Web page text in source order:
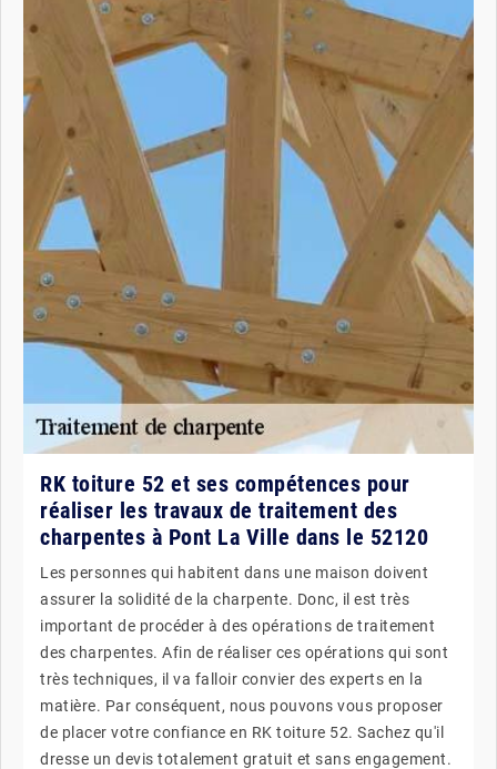
RK toiture 52 et ses compétences pour
réaliser les travaux de traitement des
charpentes à Pont La Ville dans le 52120
Les personnes qui habitent dans une maison doivent
assurer la solidité de la charpente. Donc, il est très
important de procéder à des opérations de traitement
des charpentes. Afin de réaliser ces opérations qui sont
très techniques, il va falloir convier des experts en la
matière. Par conséquent, nous pouvons vous proposer
de placer votre confiance en RK toiture 52. Sachez qu'il
dresse un devis totalement gratuit et sans engagement.